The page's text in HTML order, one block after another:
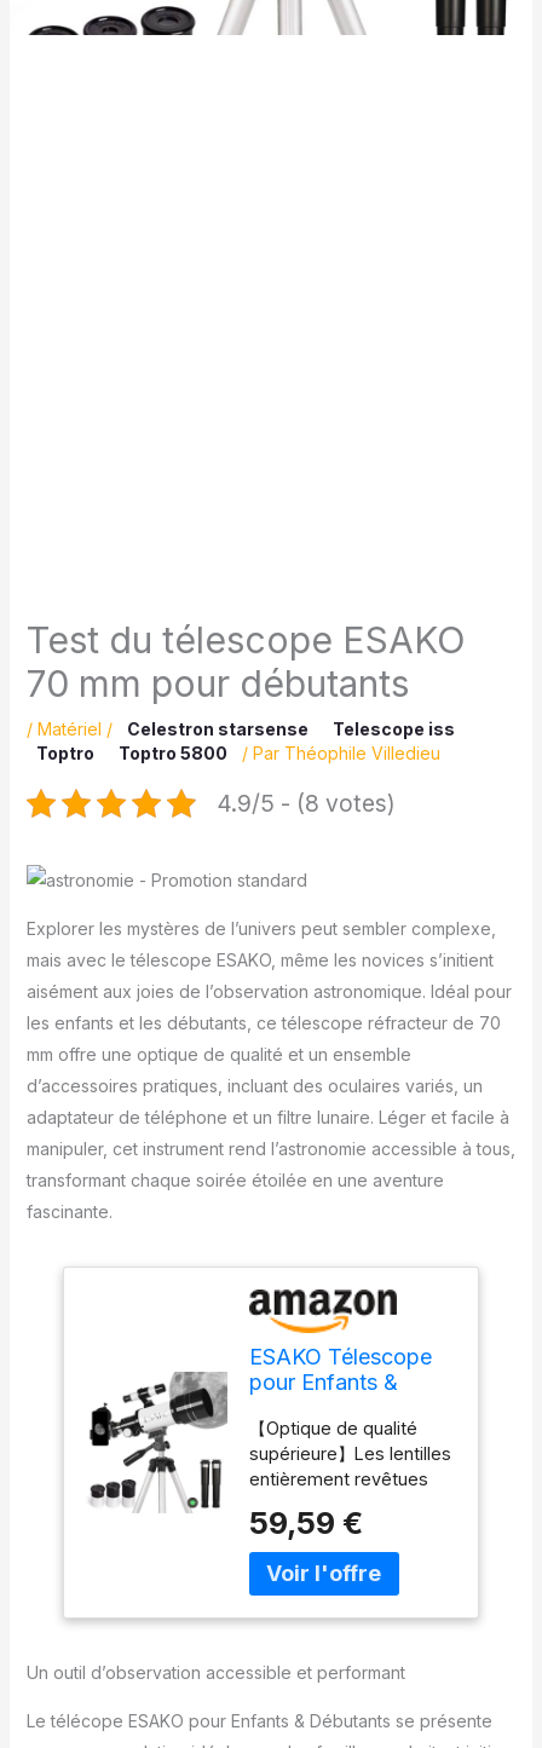
Test du télescope ESAKO
70 mm pour débutants
/ Matériel / Celestron starsense
Telescope iss
Toptro
Toptro 5800 / Par Théophile Villedieu
4.9/5 - (8 votes)
Explorer les mystères de l’univers peut sembler complexe,
mais avec le télescope ESAKO, même les novices s’initient
aisément aux joies de l’observation astronomique. Idéal pour
les enfants et les débutants, ce télescope réfracteur de 70
mm offre une optique de qualité et un ensemble
d’accessoires pratiques, incluant des oculaires variés, un
adaptateur de téléphone et un filtre lunaire. Léger et facile à
manipuler, cet instrument rend l’astronomie accessible à tous,
transformant chaque soirée étoilée en une aventure
fascinante.
ESAKO Télescope
pour Enfants &
Télescopes
réfracteurs
Astronomiques avec
3 Oculaires,
Adaptateur de
téléphone, Filtre
Lunaire
【Optique de qualité
supérieure】Les lentilles
entièrement revêtues
réflexion et une
transmission lumineuse
élevée créent des
puissance de collecte de
champ de vision.
59,59 €
Un outil d’observation accessible et performant
Le télécope ESAKO pour Enfants & Débutants se présente